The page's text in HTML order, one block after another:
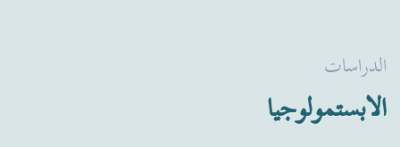
الدراسات
الابستمولوجيا